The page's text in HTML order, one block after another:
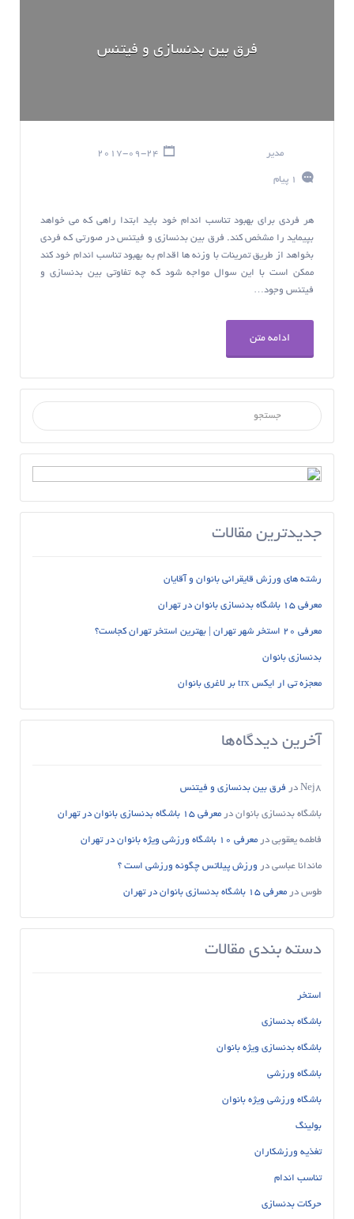
فرق بین بدنسازی و فیتنس
مدیر
1 پیام
هر فردی برای بهبود تناسب اندام خود باید ابتدا راهی که می خواهد
بپیماید را مشخص کند. فرق بین بدنسازی و فیتنس در صورتی که فردی
بخواهد از طریق تمرینات با وزنه ها اقدام به بهبود تناسب اندام خود کند
ممکن است با این سوال مواجه شود که چه تفاوتی بین بدنسازی و
فیتنس وجود…
ادامه متن
جستجو برای :
جدیدترین مقالات
رشته های ورزش قایقرانی بانوان و آقایان
معرفی 15 باشگاه بدنسازی بانوان در تهران
معرفی 20 استخر شهر تهران | بهترین استخر تهران کجاست؟
بدنسازی بانوان
معجزه تی ار ایکس trx بر لاغری بانوان
آخرین دیدگاه‌ها
Nej8 در فرق بین بدنسازی و فیتنس
باشگاه بدنسازی بانوان در معرفی 15 باشگاه بدنسازی بانوان در تهران
فاطمه یعقوبی در معرفی 10 باشگاه ورزشی ویژه بانوان در تهران
ماندانا عباسی در ورزش پیلاتس چگونه ورزشی است ؟
طوس در معرفی 15 باشگاه بدنسازی بانوان در تهران
دسته بندی مقالات
استخر
باشگاه بدنسازی
باشگاه بدنسازی ویژه بانوان
باشگاه ورزشی
باشگاه ورزشی ویژه بانوان
بولینگ
تغذیه ورزشکاران
تناسب اندام
حرکات بدنسازی